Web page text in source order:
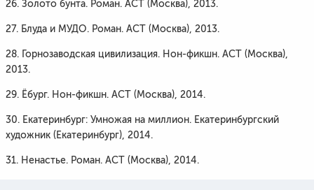
26. Золото бунта. Роман. АСТ (Москва), 2013.
27. Блуда и МУДО. Роман. АСТ (Москва), 2013.
28. Горнозаводская цивилизация. Нон-фикшн. АСТ (Москва),
2013.
29. Ёбург. Нон-фикшн. АСТ (Москва), 2014.
30. Екатеринбург: Умножая на миллион. Екатеринбургский
художник (Екатеринбург), 2014.
31. Ненастье. Роман. АСТ (Москва), 2014.